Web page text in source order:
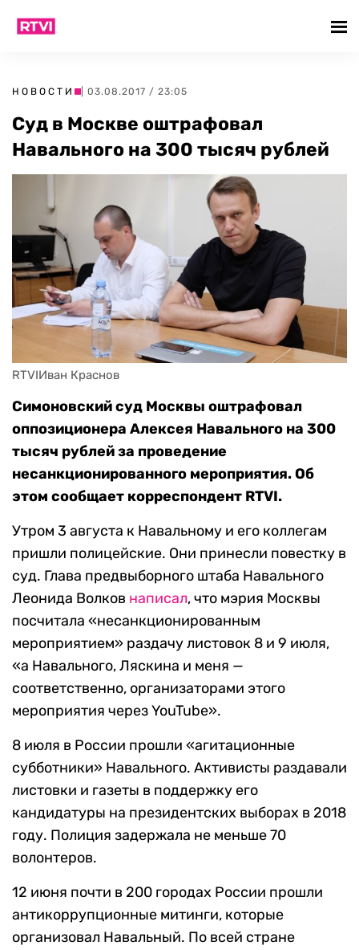
НОВОСТИ | 03.08.2017 / 23:05
Суд в Москве оштрафовал
Навального на 300 тысяч рублей
RTVIИван Краснов
Симоновский суд Москвы оштрафовал
оппозиционера Алексея Навального на 300
тысяч рублей за проведение
несанкционированного мероприятия. Об
этом сообщает корреспондент RTVI.
Утром 3 августа к Навальному и его коллегам
пришли полицейские. Они принесли повестку в
суд. Глава предвыборного штаба Навального
Леонида Волков написал, что мэрия Москвы
посчитала «несанкционированным
мероприятием» раздачу листовок 8 и 9 июля,
«а Навального, Ляскина и меня —
соответственно, организаторами этого
мероприятия через YouTube».
8 июля в России прошли «агитационные
субботники» Навального. Активисты раздавали
листовки и газеты в поддержку его
кандидатуры на президентских выборах в 2018
году. Полиция задержала не меньше 70
волонтеров.
12 июня почти в 200 городах России прошли
антикоррупционные митинги, которые
организовал Навальный. По всей стране